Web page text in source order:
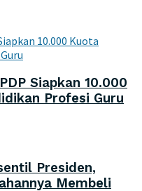
Siapkan 10.000
Profesi Guru
Presiden,
Membeli